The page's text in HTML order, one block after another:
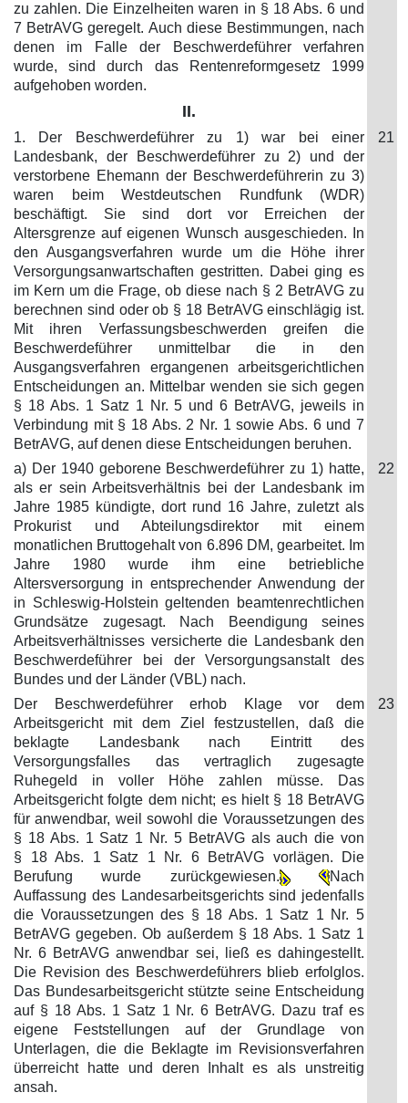
zu zahlen. Die Einzelheiten waren in § 18 Abs. 6 und
7 BetrAVG geregelt. Auch diese Bestimmungen, nach
denen im Falle der Beschwerdeführer verfahren
wurde, sind durch das Rentenreformgesetz 1999
aufgehoben worden.
II.
1. Der Beschwerdeführer zu 1) war bei einer
Landesbank, der Beschwerdeführer zu 2) und der
verstorbene Ehemann der Beschwerdeführerin zu 3)
waren beim Westdeutschen Rundfunk (WDR)
beschäftigt. Sie sind dort vor Erreichen der
Altersgrenze auf eigenen Wunsch ausgeschieden. In
den Ausgangsverfahren wurde um die Höhe ihrer
Versorgungsanwartschaften gestritten. Dabei ging es
im Kern um die Frage, ob diese nach § 2 BetrAVG zu
berechnen sind oder ob § 18 BetrAVG einschlägig ist.
Mit ihren Verfassungsbeschwerden greifen die
Beschwerdeführer unmittelbar die in den
Ausgangsverfahren ergangenen arbeitsgerichtlichen
Entscheidungen an. Mittelbar wenden sie sich gegen
§ 18 Abs. 1 Satz 1 Nr. 5 und 6 BetrAVG, jeweils in
Verbindung mit § 18 Abs. 2 Nr. 1 sowie Abs. 6 und 7
BetrAVG, auf denen diese Entscheidungen beruhen.
21
a) Der 1940 geborene Beschwerdeführer zu 1) hatte,
als er sein Arbeitsverhältnis bei der Landesbank im
Jahre 1985 kündigte, dort rund 16 Jahre, zuletzt als
Prokurist und Abteilungsdirektor mit einem
monatlichen Bruttogehalt von 6.896 DM, gearbeitet. Im
Jahre 1980 wurde ihm eine betriebliche
Altersversorgung in entsprechender Anwendung der
in Schleswig-Holstein geltenden beamtenrechtlichen
Grundsätze zugesagt. Nach Beendigung seines
Arbeitsverhältnisses versicherte die Landesbank den
Beschwerdeführer bei der Versorgungsanstalt des
Bundes und der Länder (VBL) nach.
22
Der Beschwerdeführer erhob Klage vor dem
Arbeitsgericht mit dem Ziel festzustellen, daß die
beklagte Landesbank nach Eintritt des
Versorgungsfalles das vertraglich zugesagte
Ruhegeld in voller Höhe zahlen müsse. Das
Arbeitsgericht folgte dem nicht; es hielt § 18 BetrAVG
für anwendbar, weil sowohl die Voraussetzungen des
§ 18 Abs. 1 Satz 1 Nr. 5 BetrAVG als auch die von
§ 18 Abs. 1 Satz 1 Nr. 6 BetrAVG vorlägen. Die
Berufung wurde zurückgewiesen.
Nach
Auffassung des Landesarbeitsgerichts sind jedenfalls
die Voraussetzungen des § 18 Abs. 1 Satz 1 Nr. 5
BetrAVG gegeben. Ob außerdem § 18 Abs. 1 Satz 1
Nr. 6 BetrAVG anwendbar sei, ließ es dahingestellt.
Die Revision des Beschwerdeführers blieb erfolglos.
Das Bundesarbeitsgericht stützte seine Entscheidung
auf § 18 Abs. 1 Satz 1 Nr. 6 BetrAVG. Dazu traf es
eigene Feststellungen auf der Grundlage von
Unterlagen, die die Beklagte im Revisionsverfahren
überreicht hatte und deren Inhalt es als unstreitig
ansah.
23